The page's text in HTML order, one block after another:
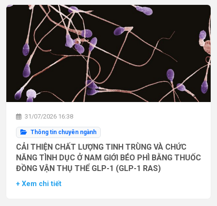
31/07/2026 16:38
Thông tin chuyên ngành
CẢI THIỆN CHẤT LƯỢNG TINH TRÙNG VÀ CHỨC
NĂNG TÌNH DỤC Ở NAM GIỚI BÉO PHÌ BẰNG THUỐC
ĐỒNG VẬN THỤ THỂ GLP-1 (GLP-1 RAS)
+ Xem chi tiết